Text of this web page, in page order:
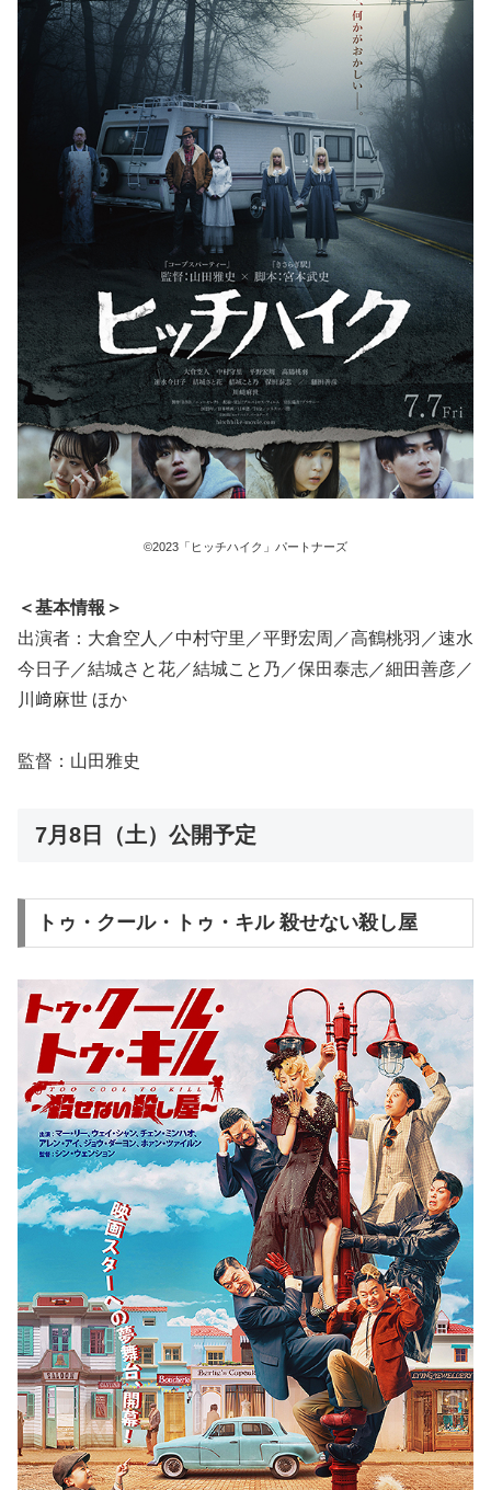
©2023「ヒッチハイク」パートナーズ
＜基本情報＞
出演者：大倉空人／中村守里／平野宏周／高鶴桃羽／速水
今日子／結城さと花／結城こと乃／保田泰志／細田善彦／
川﨑麻世 ほか
監督：山田雅史
7月8日（土）公開予定
トゥ・クール・トゥ・キル 殺せない殺し屋